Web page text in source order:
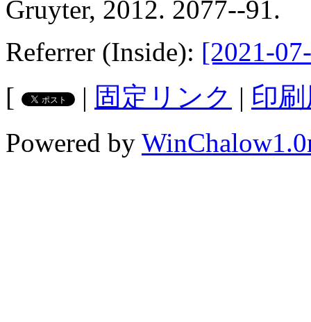
Gruyter, 2012. 2077--91.
Referrer (Inside): [2021-
[
| 固定リンク | 印
Powered by